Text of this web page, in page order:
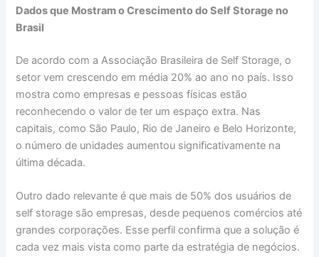
Dados que Mostram o Crescimento do Self Storage no
Brasil
De acordo com a Associação Brasileira de Self Storage, o
setor vem crescendo em média 20% ao ano no país. Isso
mostra como empresas e pessoas físicas estão
reconhecendo o valor de ter um espaço extra. Nas
capitais, como São Paulo, Rio de Janeiro e Belo Horizonte,
o número de unidades aumentou significativamente na
última década.
Outro dado relevante é que mais de 50% dos usuários de
self storage são empresas, desde pequenos comércios até
grandes corporações. Esse perfil confirma que a solução é
cada vez mais vista como parte da estratégia de negócios.